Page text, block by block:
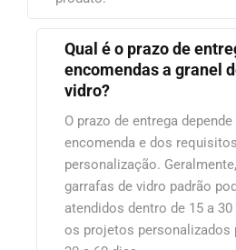
Qual é o prazo de
encomendas a granel
vidro?
O prazo de entrega
encomenda e dos
personalização.
garrafas de vidro padrão
atendidos dentro de 15 a
os projetos personalizados